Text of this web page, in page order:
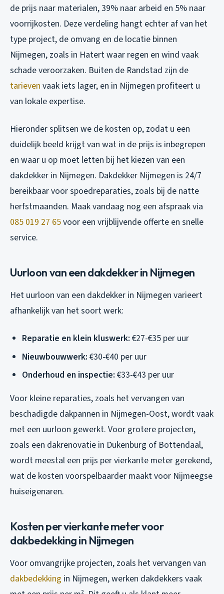
de prijs naar materialen, 39% naar arbeid en 5% naar
voorrijkosten. Deze verdeling hangt echter af van het
type project, de omvang en de locatie binnen
Nijmegen, zoals in Hatert waar regen en wind vaak
schade veroorzaken. Buiten de Randstad zijn de
tarieven vaak iets lager, en in Nijmegen profiteert u
van lokale expertise.
Hieronder splitsen we de kosten op, zodat u een
duidelijk beeld krijgt van wat in de prijs is inbegrepen
en waar u op moet letten bij het kiezen van een
dakdekker in Nijmegen. Dakdekker Nijmegen is 24/7
bereikbaar voor spoedreparaties, zoals bij de natte
herfstmaanden. Maak vandaag nog een afspraak via
085 019 27 65voor een vrijblijvende offerte en snelle
service.
Uurloon van een dakdekker in Nijmegen
Het uurloon van een dakdekker in Nijmegen varieert
afhankelijk van het soort werk:
Reparatie en klein kluswerk: €27-€35 per uur
Nieuwbouwwerk: €30-€40 per uur
Onderhoud en inspectie: €33-€43 per uur
Voor kleine reparaties, zoals het vervangen van
beschadigde dakpannen in Nijmegen-Oost, wordt vaak
met een uurloon gewerkt. Voor grotere projecten,
zoals een dakrenovatie in Dukenburg of Bottendaal,
wordt meestal een prijs per vierkante meter gerekend,
wat de kosten voorspelbaarder maakt voor Nijmeegse
huiseigenaren.
Kosten per vierkante meter voor
dakbedekking in Nijmegen
Voor omvangrijke projecten, zoals het vervangen van
dakbedekking in Nijmegen, werken dakdekkers vaak